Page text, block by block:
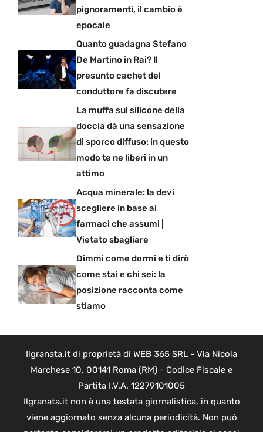
pignoramenti, il cambio è
epocale
Quanto guadagna Stefano
De Martino in Rai? Il
presunto cachet del
conduttore fa discutere
La muffa sul silicone della
doccia dà una sensazione
di sporco diffuso: in questo
modo te ne liberi in un
attimo
Acqua minerale: la devi
scegliere in base ai
farmaci che assumi |
Vietato sbagliare
Dimmi come dormi e ti dirò
come stai e chi sei: la
posizione racconta come
stiamo
Ilgranata.it di proprietà di WEB 365 SRL - Via Nicola
Marchese 10, 00141 Roma (RM) - Codice Fiscale e
Partita I.V.A. 12279101005
Ilgranata.it non è una testata giornalistica, in quanto
viene aggiornato senza alcuna periodicità. Non può